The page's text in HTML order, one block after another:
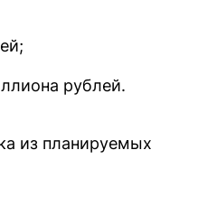
рублей.
из планируемых